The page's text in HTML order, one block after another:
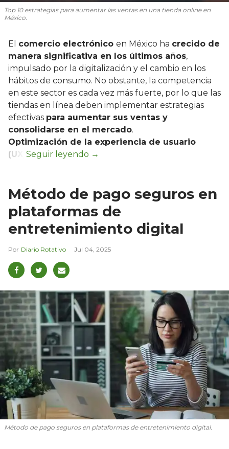
Top 10 estrategias para aumentar las ventas en una tienda online en
México.
El comercio electrónico en México ha crecido de
manera significativa en los últimos años,
impulsado por la digitalización y el cambio en los
hábitos de consumo. No obstante, la competencia
en este sector es cada vez más fuerte, por lo que las
tiendas en línea deben implementar estrategias
efectivas para aumentar sus ventas y
consolidarse en el mercado.
Optimización de la experiencia de usuario
(UX)
Método de pago seguros en
plataformas de
entretenimiento digital
Diario Rotativo Jul 04, 2025
Método de pago seguros en plataformas de entretenimiento digital.